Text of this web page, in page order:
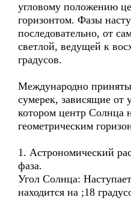
угловому положению
горизонтом. Фазы
последовательно, от
светлой, ведущей к
градусов.
Международно
сумерек, зависящие от
котором центр Солнца
геометрическим
1. Астрономический
фаза.
Угол Солнца:
находится на ;18